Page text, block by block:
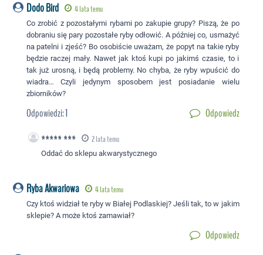
Dodo Bird 4 lata temu
Co zrobić z pozostałymi rybami po zakupie grupy? Piszą, że po
dobraniu się pary pozostałe ryby odłowić. A później co, usmażyć
na patelni i zjeść? Bo osobiście uważam, że popyt na takie ryby
będzie raczej mały. Nawet jak ktoś kupi po jakimś czasie, to i
tak już urosną, i będą problemy. No chyba, że ryby wpuścić do
wiadra… Czyli jedynym sposobem jest posiadanie wielu
zbiorników?
Odpowiedzi:1 Odpowiedz
***** *** 2 lata temu
Oddać do sklepu akwarystycznego
Ryba Akwariowa 4 lata temu
Czy ktoś widział te ryby w Białej Podlaskiej? Jeśli tak, to w jakim
sklepie? A może ktoś zamawiał?
Odpowiedz